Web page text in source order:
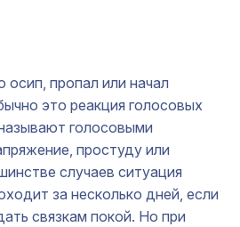
осип, пропал или начал
это реакция голосовых
голосовыми
простуду или
случаев ситуация
за несколько дней, если
связкам покой. Но при